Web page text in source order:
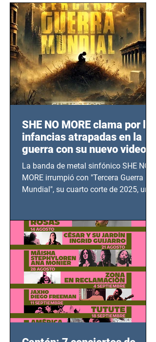
SHE NO MORE clama por las
infancias atrapadas en la
guerra con su nuevo video
TERCERA GUERRA
MUNDIAL
La banda de metal sinfónico SHE NO
MORE irrumpió con "Tercera Guerra
Mundial", su cuarto corte de 2025, un
bélicos.